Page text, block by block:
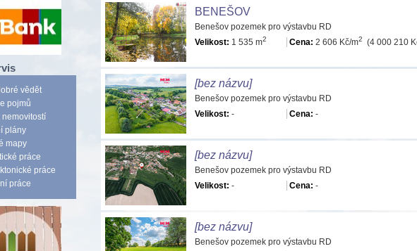
vědět
pojmů
nemovitostí
plány
mapy
práce
práce
práce
BENEŠOV
Benešov pozemek pro výstavbu RD
Velikost: 1 535 m2 Cena: 2 606 Kč/m2 (4 000 210
[bez názvu]
Benešov pozemek pro výstavbu RD
Velikost: - Cena: -
[bez názvu]
Benešov pozemek pro výstavbu RD
Velikost: - Cena: -
[bez názvu]
Benešov pozemek pro výstavbu RD